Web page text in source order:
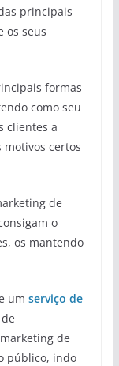
principais
os seus
formas
como seu
clientes a
motivos certos
de
o
os mantendo
um serviço de
de
público, indo